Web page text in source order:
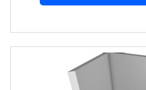
ISOTÉRMICA
Variam em tamanho,
diferentes modelos de
específicas de transporte.